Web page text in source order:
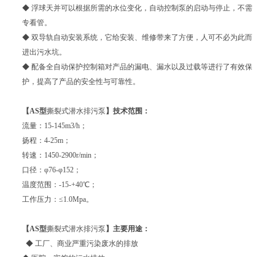
◆ 浮球天并可以根据所需的水位变化，自动控制泵的启动与停止，不需
专看管。
◆ 双导轨自动安装系统，它给安装、维修带来了方便，人可不必为此而
进出污水坑。
◆ 配备全自动保护控制箱对产品的漏电、漏水以及过载等进行了有效保
护，提高了产品的安全性与可靠性。
【AS型撕裂式潜水排污泵】技术范围：
流量：15-145m3/h；
扬程：4-25m；
转速：1450-2900r/min；
口径：φ76-φ152；
温度范围：-15-+40℃；
工作压力：≤1.0Mpa。
【AS型撕裂式潜水排污泵】主要用途：
◆ 工厂、商业严重污染废水的排放